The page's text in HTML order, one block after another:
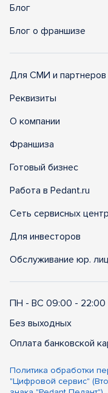
Блог
Блог о франшизе
Для СМИ и партнеров
Реквизиты
О компании
Франшиза
Готовый бизнес
Работа в Pedant.ru
Сеть сервисных
Для инвесторов
Обслуживание юр. лиц
ПН - ВС 09:00 - 22:00
Без выходных
Оплата банковской
Политика обработки
"Цифровой сервис"